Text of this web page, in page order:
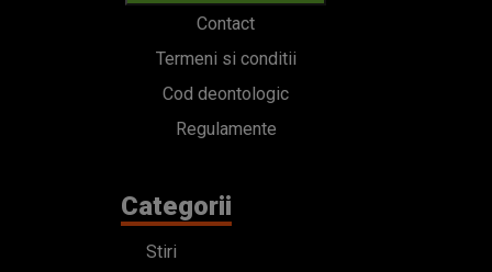
Contact
Termeni si conditii
Cod deontologic
Regulamente
Categorii
Stiri